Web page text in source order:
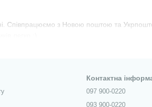
Співпрацюємо з Новою поштою та
Контактна
097 900-0220
093 900-0220